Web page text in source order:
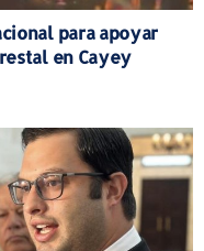
para apoyar
en Cayey